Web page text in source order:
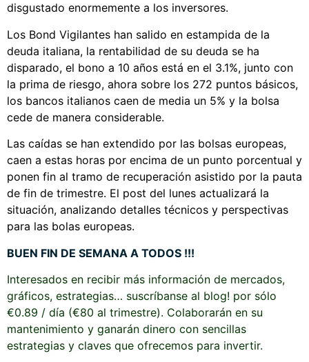
disgustado enormemente a los inversores.
Los Bond Vigilantes han salido en estampida de la
deuda italiana, la rentabilidad de su deuda se ha
disparado, el bono a 10 años está en el 3.1%, junto con
la prima de riesgo, ahora sobre los 272 puntos básicos,
los bancos italianos caen de media un 5% y la bolsa
cede de manera considerable.
Las caídas se han extendido por las bolsas europeas,
caen a estas horas por encima de un punto porcentual y
ponen fin al tramo de recuperación asistido por la pauta
de fin de trimestre. El post del lunes actualizará la
situación, analizando detalles técnicos y perspectivas
para las bolas europeas.
BUEN FIN DE SEMANA A TODOS !!!
Interesados en recibir más información de mercados,
gráficos, estrategias… suscríbanse al blog! por sólo
€0.89 / día (€80 al trimestre). Colaborarán en su
mantenimiento y ganarán dinero con sencillas
estrategias y claves que ofrecemos para invertir.